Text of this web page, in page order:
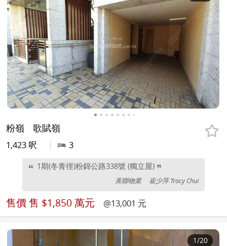
粉嶺 歌賦嶺
1,423 呎 | 3
1期(冬青徑)粉錦公路338號 (獨立屋)
美聯物業 崔少萍 Tracy Chui
售價 售 $1,850 萬元 @13,001 元
1/20